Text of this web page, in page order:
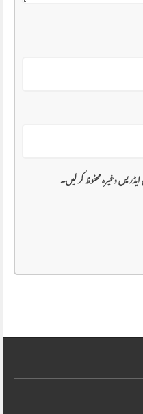
وغیرہ محفوظ کر لیں۔